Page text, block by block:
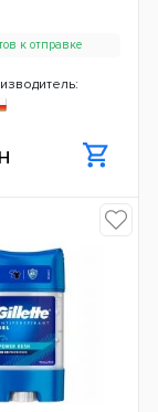
к отправке